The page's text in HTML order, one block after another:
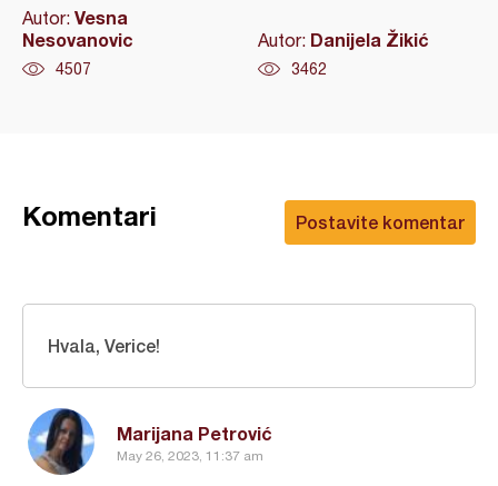
Autor: Vesna
Nesovanovic
4507
Autor: Danijela Žikić
3462
Postavite komentar
Komentari
Marijana Petrović
May 26, 2023, 11:37 am
Hvala, Verice!